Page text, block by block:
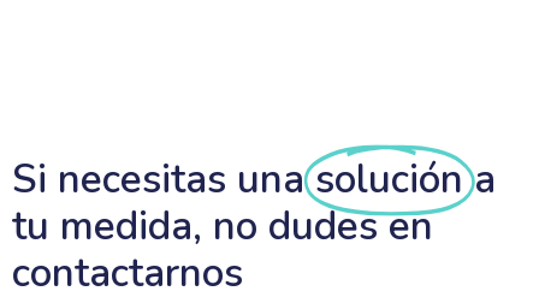
Si necesitas una solución a
tu medida, no dudes en
contactarnos